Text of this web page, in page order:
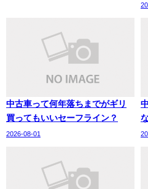
中古車って何年落ちまでがギリ
買ってもいいセーフライン？
2026-08-01